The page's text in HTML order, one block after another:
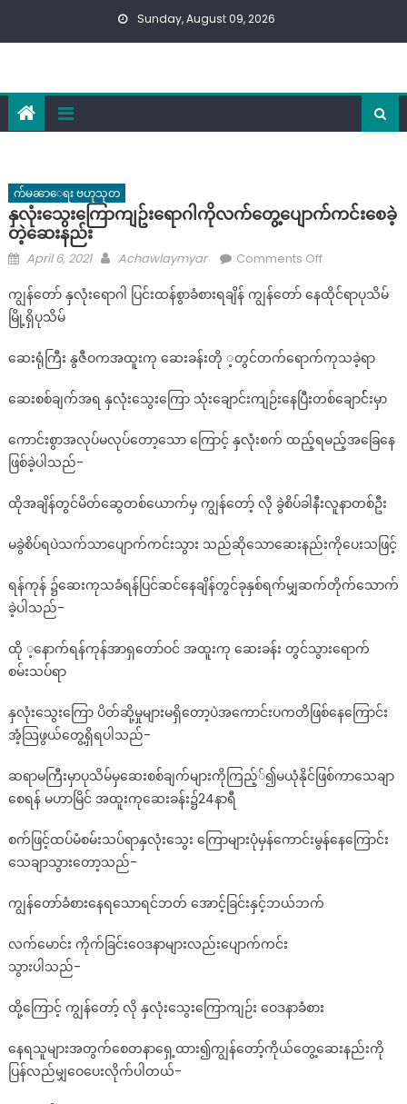
Sunday, August 09, 2026
က်မၼာေရး ဗဟုသုတ
နှလုံးသွေးကြောကျဥ်းရောဂါကိုလက်တွေ့ပျောက်ကင်းစေခဲ့
တဲ့ဆေးနည်း
Posted
April 6, 2021 Author
Achawlaymyar Comments Offon
သွေးကြော
ရောဂါ
လက်တွေ့
စေ
ဆေး
ကျွန်တော် နှလုံးရောဂါ ပြင်းထန်စွာခံစားရချိန် ကျွန်တော် နေထိုင်ရာပုသိမ်
မြို့ရှိပုသိမ်
ဆေးရုံကြီး နွဇီဝကအထူးကု ဆေးခန်းတို ့တွင်တက်ရောက်ကုသခဲ့ရာ
ဆေးစစ်ချက်အရ နှလုံးသွေးကြော သုံးချောင်းကျဉ်းနေပြီးတစ်ချောင််းမှာ
ကောင်းစွာအလုပ်မလုပ်တော့သော ကြောင့် နှလုံးစက် ထည့်ရမည့်အခြေနေ
ဖြစ်ခဲ့ပါသည်-
ထိုအချိန်တွင်မိတ်ဆွေတစ်ယောက်မှ ကျွန်တော့် လို ခွဲစိပ်ခါနီးလူနာတစ်ဦး
မခွဲစိပ်ရပဲသက်သာပျောက်ကင်းသွား သည်ဆိုသောဆေးနည်းကိုပေးသဖြင့်
ရန်ကုန် ၌ဆေးကုသခံရန်ပြင်ဆင်နေချိန်တွင်ခုနှစ်ရက်မျှဆက်တိုက်သောက်
ခဲ့ပါသည်-
ထို ့နောက်ရန်ကုန်အာရှတော်ဝင် အထူးကု ဆေးခန်း တွင်သွားရောက်
စမ်းသပ်ရာ
နှလုံးသွေးကြော ပိတ်ဆို့မှုများမရှိတော့ပဲအကောင်းပကတိဖြစ်နေကြောင်း
အံ့သြဖွယ်တွေ့ရှိရပါသည်-
ဆရာမကြီးမှာပုသိမ်မှဆေးစစ်ချက်များကိုကြည့််၍မယုံနိုင်ဖြစ်ကာသေချာ
စေရန် မဟာမြိင် အထူးကုဆေးခန်း၌24နာရီ
စက်ဖြင့်ထပ်မံစမ်းသပ်ရာနှလုံးသွေး ကြောများပုံမှန်ကောင်းမွန်နေကြောင်း
သေချာသွားတော့သည်-
ကျွန်တော်ခံစားနေရသောရင်ဘတ် အောင့်ခြင်းနှင့်ဘယ်ဘက်
လက်မောင်း ကိုက်ခြင်းဝေဒနာများလည်းပျောက်ကင်း
သွားပါသည်-
ထို့ကြောင့် ကျွန်တော့် လို နှလုံးသွေးကြောကျဉ်း ဝေဒနာခံစား
နေရသူများအတွက်စေတနာရှေ့ထား၍ကျွန်တော့်ကိုယ်တွေ့ဆေးနည်းကို
ပြန်လည်မျှဝေပေးလိုက်ပါတယ်-